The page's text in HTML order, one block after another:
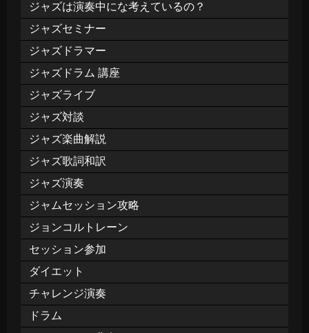
ジャズは演奏中にな考えているの？
ジャズセミナー
ジャズドラマー
ジャズドラム 講座
ジャズライブ
ジャズ対談
ジャズ楽曲解説
ジャズ歌詞和訳
ジャズ演奏
ジャムセッション攻略
ジョンコルトレーン
セッション参加
ダイエット
チャレンジ演奏
ドラム